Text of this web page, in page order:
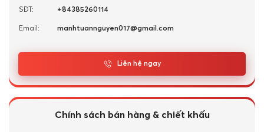
SĐT: +84385260114
Email: manhtuannguyen017@gmail.com
Liên hệ ngay
Chính sách bán hàng & chiết khấu